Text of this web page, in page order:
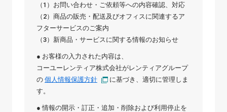
（1）お問い合わせ・ご依頼等への内容確認、対応
（2）商品の販売・配送及びオフィスに関連するア
フターサービスのご案内
（3）新商品・サービスに関する情報のお知らせ
● お客様の入力された内容は、
コーユーレンティア株式会社がレンティアグループ
の 個人情報保護方針
に基づき、適切に管理しま
す。
● 情報の開示・訂正・追加・削除および利用停止を